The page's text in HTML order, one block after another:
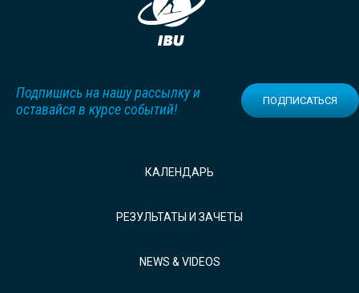
Подпишись на нашу рассылку и
оставайся в курсе событий!
ПОДПИСАТЬСЯ
КАЛЕНДАРЬ
РЕЗУЛЬТАТЫ И ЗАЧЕТЫ
NEWS & VIDEOS